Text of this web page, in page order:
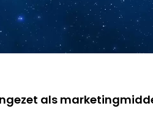
als